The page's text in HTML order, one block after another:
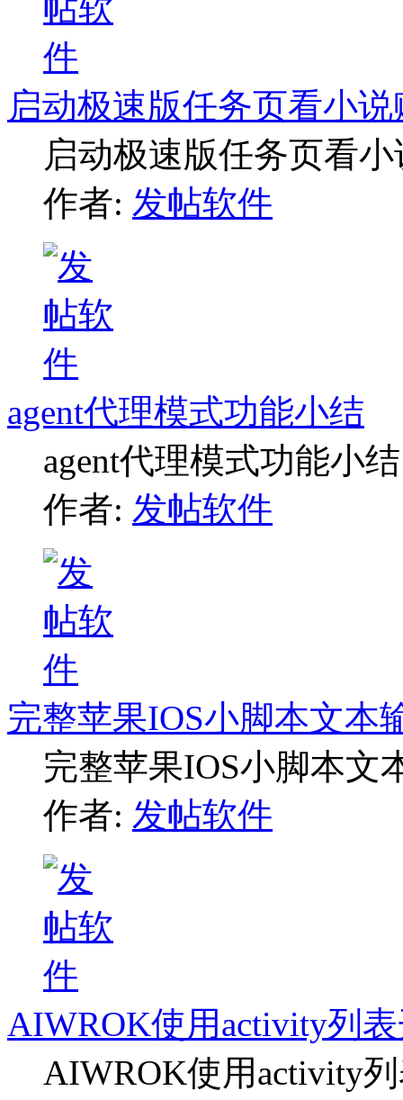
启动极速版任务页看小
启动极速版任务页看
作者: 发帖软件
agent代理模式功能小结
agent代理模式功能小结
作者: 发帖软件
完整苹果IOS小脚本文本
完整苹果IOS小脚本文
作者: 发帖软件
AIWROK使用activity列
AIWROK使用activity